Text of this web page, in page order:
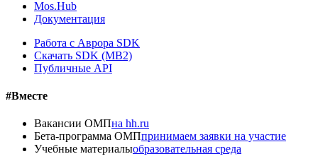
Mos.Hub
Документация
Работа с Аврора SDK
Скачать SDK (MB2)
Публичные API
#Вместе
Вакансии ОМПна hh.ru
Бета-программа ОМПпринимаем заявки на участие
Учебные материалыобразовательная среда